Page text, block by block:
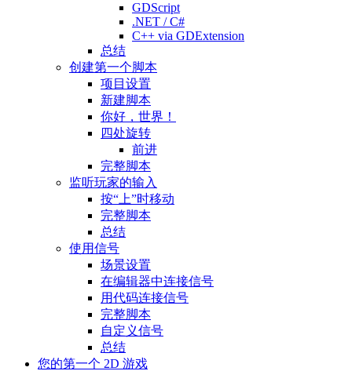
GDScript
.NET / C#
C++ via GDExtension
总结
创建第一个脚本
项目设置
新建脚本
你好，世界！
四处旋转
前进
完整脚本
监听玩家的输入
按“上”时移动
完整脚本
总结
使用信号
场景设置
在编辑器中连接信号
用代码连接信号
完整脚本
自定义信号
总结
您的第一个 2D 游戏